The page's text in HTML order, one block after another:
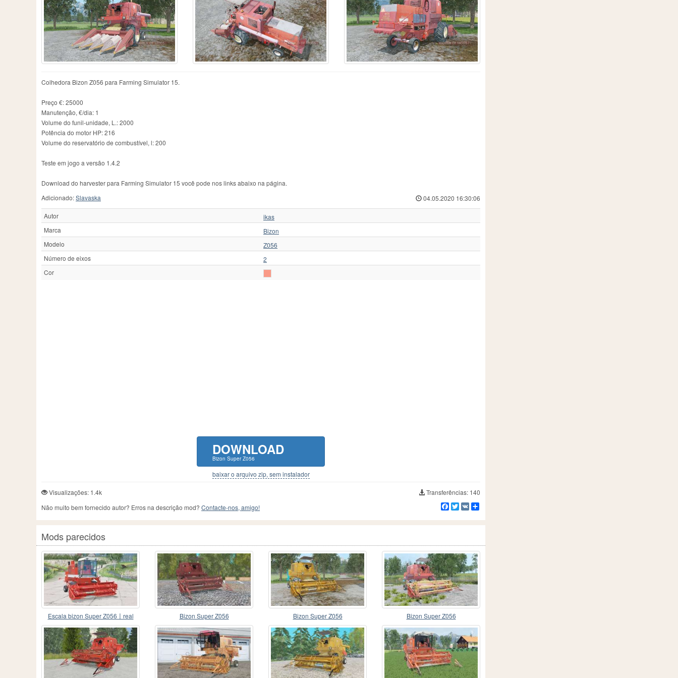
Colhedora Bizon Z056 para Farming Simulator 15.
Preço €: 25000
Manutenção, €/dia: 1
Volume do funil-unidade, L.: 2000
Potência do motor HP: 216
Volume do reservatório de combustível, l: 200
Teste em jogo a versão 1.4.2
Download do harvester para Farming Simulator 15 você pode nos links abaixo na página.
Adicionado:Slavaska 04.05.2020 16:30:06
Autor
ikas
Marca
Bizon
Modelo
Z056
Número de eixos
2
Cor
DOWNLOAD
Bizon Super Z056
baixar o arquivo zip, sem instalador
Visualizações: 1.4k
Transferências: 140
Não muito bem fornecido autor? Erros na descrição mod? Contacte-nos, amigo! Facebook
Twitter
VK
Mods parecidos
Escala bizon Super Z056〡real Bizon Super Z056 Bizon Super Z056 Bizon Super Z056